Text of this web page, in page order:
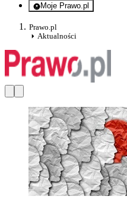
Moje Prawo.pl
- rejestracja i
Prawo.pl
Aktualności